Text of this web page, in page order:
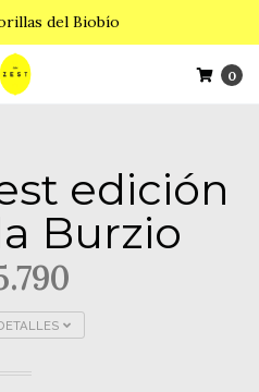
del Biobío
0
edición
Burzio